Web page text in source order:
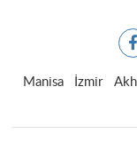
Manisa İzmir